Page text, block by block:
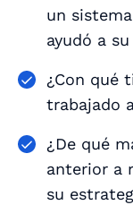
un
ayudó a
¿Con qué
trabajado
¿De qué
anterior a
su